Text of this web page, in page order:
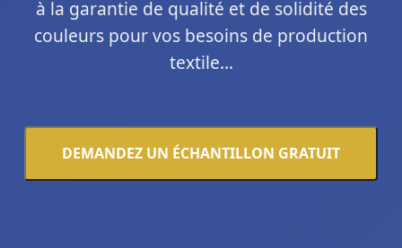
à la garantie de qualité et de solidité des
couleurs pour vos besoins de production
textile...
DEMANDEZ UN ÉCHANTILLON GRATUIT